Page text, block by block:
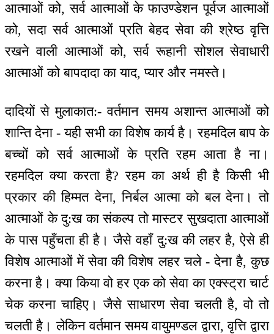
आत्माओं को, सर्व आत्माओं के फाउण्डेशन पूर्वज आत्माओं
को, सदा सर्व आत्माओं प्रति बेहद सेवा की श्रेष्ठ वृत्ति
रखने वाली आत्माओं को, सर्व रूहानी सोशल सेवाधारी
आत्माओं को बापदादा का याद, प्यार और नमस्ते।
दादियों से मुलाकात:- वर्तमान समय अशान्त आत्माओं को
शान्ति देना - यही सभी का विशेष कार्य है। रहमदिल बाप के
बच्चों को सर्व आत्माओं के प्रति रहम आता है ना।
रहमदिल क्या करता है? रहम का अर्थ ही है किसी भी
प्रकार की हिम्मत देना, निर्बल आत्मा को बल देना। तो
आत्माओं के दु:ख का संकल्प तो मास्टर सुखदाता आत्माओं
के पास पहुँचता ही है। जैसे वहाँ दु:ख की लहर है, ऐसे ही
विशेष आत्माओं में सेवा की विशेष लहर चले - देना है, कुछ
करना है। क्या किया वो हर एक को सेवा का एक्स्ट्रा चार्ट
चेक करना चाहिए। जैसे साधारण सेवा चलती है, वो तो
चलती है। लेकिन वर्तमान समय वायुमण्डल द्वारा, वृत्ति द्वारा